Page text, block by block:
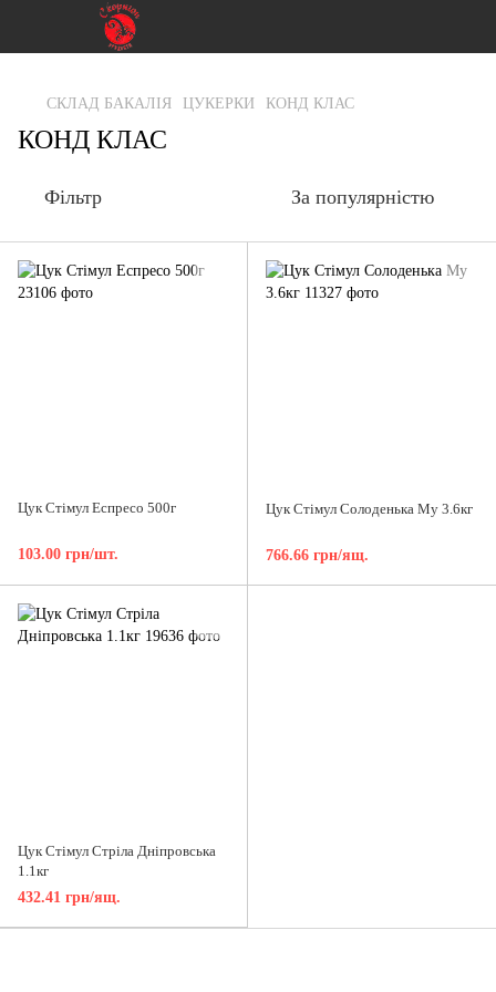
gtag('js', new Date()); gtag('config', 'G-RFXCKGNRF7');
СКЛАД БАКАЛІЯ ЦУКЕРКИ КОНД КЛАС
КОНД КЛАС
Фільтр За популярністю
Цук Стімул Еспресо 500г
103.00 грн/шт.
Цук Стімул Солоденька Му 3.6кг
766.66 грн/ящ.
Цук Стімул Стріла Дніпровська
1.1кг
432.41 грн/ящ.